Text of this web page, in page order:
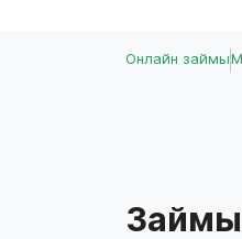
Онлайн займы
Займы